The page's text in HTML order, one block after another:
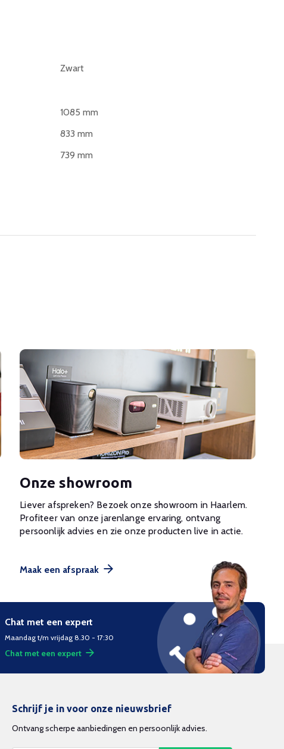
Zwart
1085 mm
833 mm
739 mm
Onze showroom
Liever afspreken? Bezoek onze showroom in Haarlem.
Profiteer van onze jarenlange ervaring, ontvang
persoonlijk advies en zie onze producten live in actie.
Maak een afspraak
Chat met een expert
Maandag t/m vrijdag 8.30 - 17:30
Chat met een expert
Schrijf je in voor onze nieuwsbrief
Ontvang scherpe aanbiedingen en persoonlijk advies.